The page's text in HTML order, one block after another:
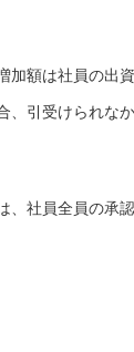
加額は社員の出
、引受けられな
社員全員の承